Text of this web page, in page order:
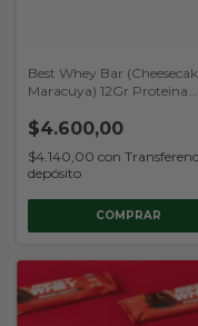
Best Whey Bar
Maracuya) 12Gr Proteina
$4.600,00
$4.140,00 con
depósito